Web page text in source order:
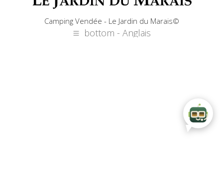
Camping Vendée - Le Jardin du Marais©
bottom - Anglais